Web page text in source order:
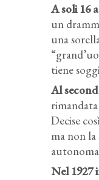
A soli 16
un
una
tiene
Al
Decise
ma non
Nel 1927